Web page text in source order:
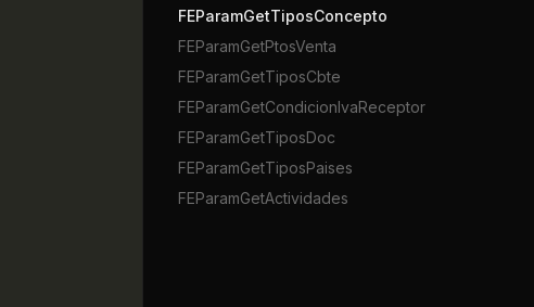
FEParamGetTiposConcepto
FEParamGetPtosVenta
FEParamGetTiposCbte
FEParamGetCondicionIvaReceptor
FEParamGetTiposDoc
FEParamGetTiposPaises
FEParamGetActividades